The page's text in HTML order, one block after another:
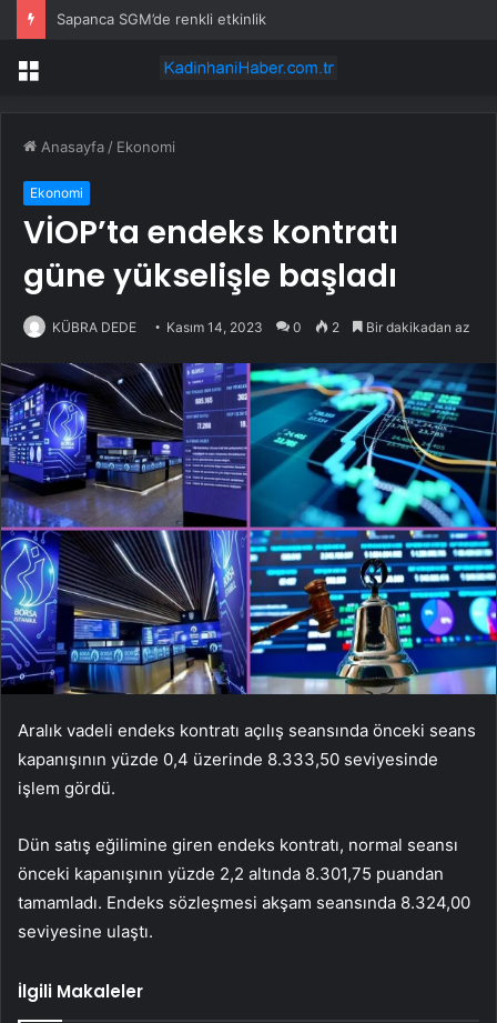
Sapanca SGM’de renkli etkinlik
Menü
Anasayfa / Ekonomi
Ekonomi
VİOP’ta endeks kontratı
güne yükselişle başladı
KÜBRA DEDE Kasım 14, 2023 0 2 Bir dakikadan az
Aralık vadeli endeks kontratı açılış seansında önceki seans
kapanışının yüzde 0,4 üzerinde 8.333,50 seviyesinde
işlem gördü.
Dün satış eğilimine giren endeks kontratı, normal seansı
önceki kapanışının yüzde 2,2 altında 8.301,75 puandan
tamamladı. Endeks sözleşmesi akşam seansında 8.324,00
seviyesine ulaştı.
İlgili Makaleler